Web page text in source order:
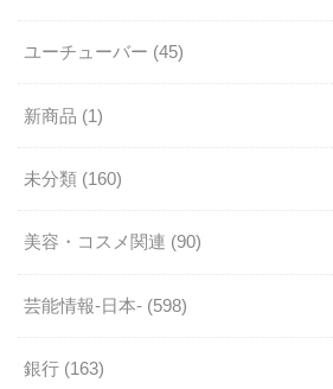
ユーチューバー (45)
新商品 (1)
未分類 (160)
美容・コスメ関連 (90)
芸能情報-日本- (598)
銀行 (163)